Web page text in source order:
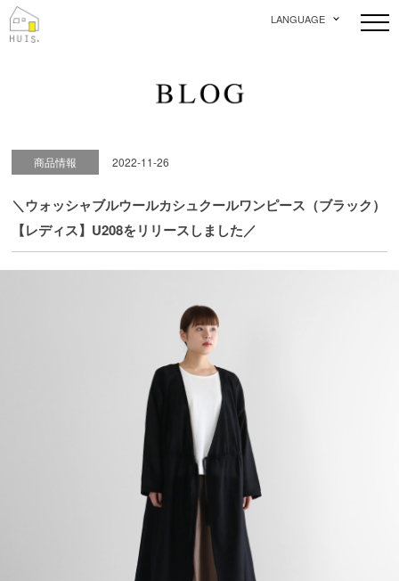
LANGUAGE
商品情報 2022-11-26
＼ウォッシャブルウールカシュクールワンピース（ブラック）
【レディス】U208をリリースしました／